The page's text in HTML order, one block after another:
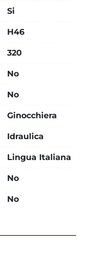
Si
H46
320
No
No
Ginocchiera
Idraulica
Lingua Italiana
No
No